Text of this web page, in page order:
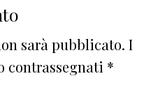
sarà pubblicato. I
contrassegnati *